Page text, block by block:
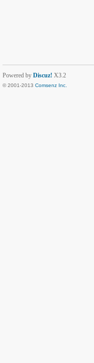
Powered by Discuz! X3.2
© 2001-2013 Comsenz Inc.